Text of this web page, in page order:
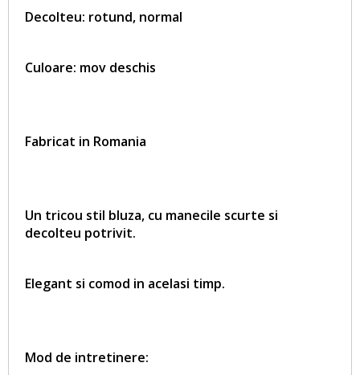
Decolteu: rotund, normal
Culoare: mov deschis
Fabricat in Romania
Un tricou stil bluza, cu manecile scurte si
decolteu potrivit.
Elegant si comod in acelasi timp.
Mod de intretinere: